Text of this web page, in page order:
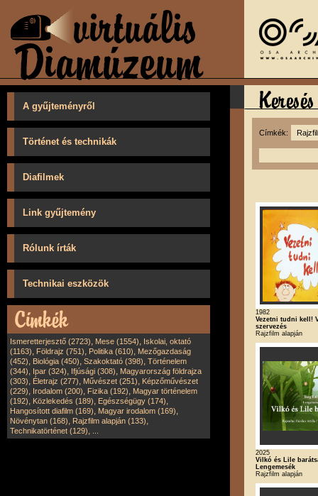
A gyűjteményről
Történet és technikák
Diafilmek
Link gyűjtemény
Rólunk írták
Technikai eszközök
Ismeretterjesztő (2723), Mese (1554), Iskolai, oktató
(1163), Földrajz (751), Politika (610), Mezőgazdaság
(452), Biológia (450), Szakoktató (398), Történelem
(344), Ipar (324), Ifjúsági (308), Magyarország földrajza
(303), Életrajz (277), Művészet (251), Képzőművészet
(229), Irodalom (200), Fizika (192), Magyar történelem
(192), Közlekedés (189), Egészségügy (174),
Hangosított diafilm (169), Magyar irodalom (169),
Növénytan (168), Rajzfilm alapján (133),
Technikatörténet (129),
Címkék:
1982
Vezetni tudni kell!
szervezés
Rajzfilm alapján
2025
Vilkó és Lile
Lengemesék
Rajzfilm alapján